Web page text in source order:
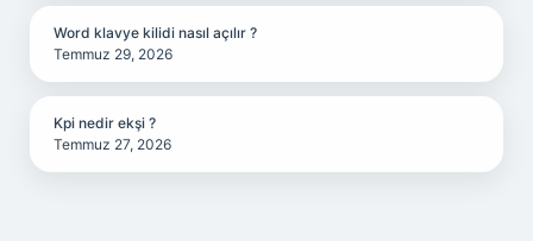
Word klavye kilidi nasıl açılır ?
Temmuz 29, 2026
Kpi nedir ekşi ?
Temmuz 27, 2026